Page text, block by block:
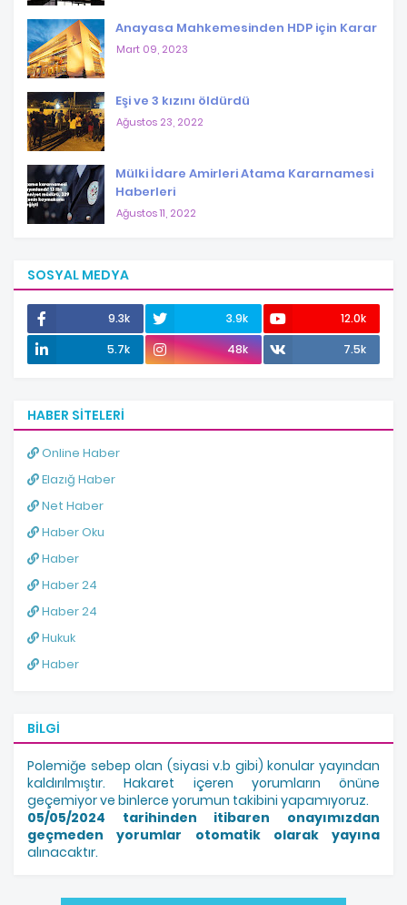
Anayasa Mahkemesinden HDP için Karar
Mart 09, 2023
Eşi ve 3 kızını öldürdü
Ağustos 23, 2022
Mülki İdare Amirleri Atama Kararnamesi
Haberleri
Ağustos 11, 2022
SOSYAL MEDYA
9.3k 3.9k
12.0k
5.7k
48k 7.5k
HABER SITELERI
Online Haber
Elazığ Haber
Net Haber
Haber Oku
Haber
Haber 24
Haber 24
Hukuk
Haber
BILGI
Polemiğe sebep olan (siyasi v.b gibi) konular yayından
kaldırılmıştır. Hakaret içeren yorumların önüne
geçemiyor ve binlerce yorumun takibini yapamıyoruz.
05/05/2024 tarihinden itibaren onayımızdan
geçmeden yorumlar otomatik olarak yayına
alınacaktır.